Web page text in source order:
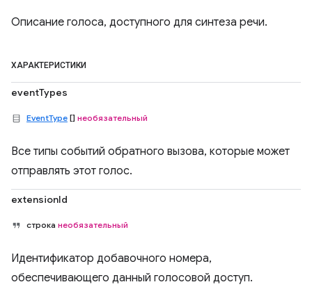
Описание голоса, доступного для синтеза речи.
ХАРАКТЕРИСТИКИ
eventTypes
EventType [] необязательный
Все типы событий обратного вызова, которые может
отправлять этот голос.
extensionId
строка необязательный
Идентификатор добавочного номера,
обеспечивающего данный голосовой доступ.